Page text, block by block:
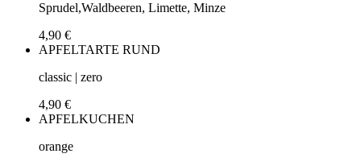
Sprudel,Waldbeeren, Limette, Minze
4,90 €
APFELTARTE RUND
classic | zero
4,90 €
APFELKUCHEN
orange